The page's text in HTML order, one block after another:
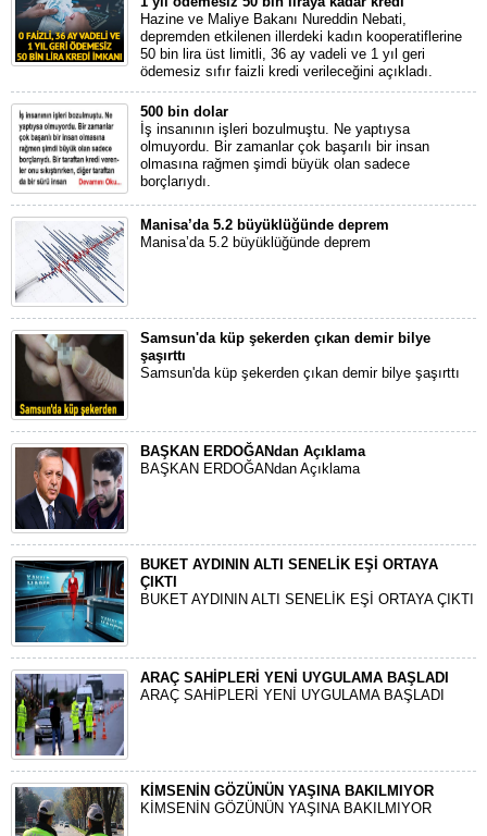
Hazine ve Maliye Bakanı Nureddin Nebati,
depremden etkilenen illerdeki kadın kooperatiflerine
50 bin lira üst limitli, 36 ay vadeli ve 1 yıl geri
ödemesiz sıfır faizli kredi verileceğini açıkladı.
500 bin dolar
İş insanının işleri bozulmuştu. Ne yaptıysa
olmuyordu. Bir zamanlar çok başarılı bir insan
olmasına rağmen şimdi büyük olan sadece
borçlarıydı.
Manisa’da 5.2 büyüklüğünde deprem
Manisa’da 5.2 büyüklüğünde deprem
Samsun'da küp şekerden çıkan demir bilye
şaşırttı
Samsun'da küp şekerden çıkan demir bilye şaşırttı
BAŞKAN ERDOĞANdan Açıklama
BAŞKAN ERDOĞANdan Açıklama
BUKET AYDININ ALTI SENELİK EŞİ ORTAYA
ÇIKTI
BUKET AYDININ ALTI SENELİK EŞİ ORTAYA ÇIKTI
ARAÇ SAHİPLERİ YENİ UYGULAMA BAŞLADI
ARAÇ SAHİPLERİ YENİ UYGULAMA BAŞLADI
KİMSENİN GÖZÜNÜN YAŞINA BAKILMIYOR
KİMSENİN GÖZÜNÜN YAŞINA BAKILMIYOR